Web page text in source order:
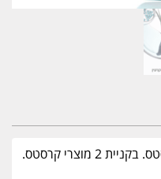
מתנה! תיק פאוצ' מעוצב מבית קרסטס. בקניית 2 מוצרי קרסטס.